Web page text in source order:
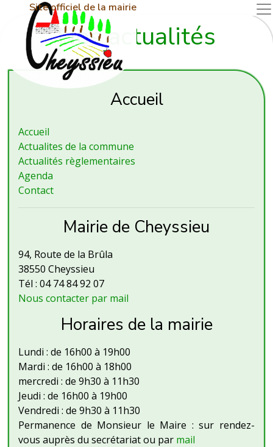
Site officiel de la mairie
Nos actualités
Accueil
Accueil
Actualites de la commune
Actualités règlementaires
Agenda
Contact
Mairie de Cheyssieu
94, Route de la Brûla
38550 Cheyssieu
Tél : 04 74 84 92 07
Nous contacter par mail
Horaires de la mairie
Lundi : de 16h00 à 19h00
Mardi : de 16h00 à 18h00
mercredi : de 9h30 à 11h30
Jeudi : de 16h00 à 19h00
Vendredi : de 9h30 à 11h30
Permanence de Monsieur le Maire : sur rendez-
vous auprès du secrétariat ou par mail